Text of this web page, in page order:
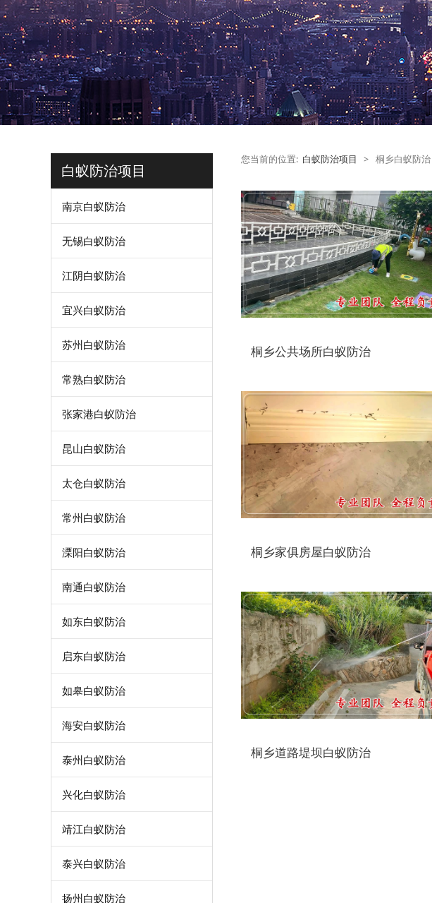
白蚁防治项目
南京白蚁防治
无锡白蚁防治
江阴白蚁防治
宜兴白蚁防治
苏州白蚁防治
常熟白蚁防治
张家港白蚁防治
昆山白蚁防治
太仓白蚁防治
常州白蚁防治
溧阳白蚁防治
南通白蚁防治
如东白蚁防治
启东白蚁防治
如皋白蚁防治
海安白蚁防治
泰州白蚁防治
兴化白蚁防治
靖江白蚁防治
泰兴白蚁防治
扬州白蚁防治
您当前的位置: 白蚁防治项目 > 桐乡白蚁防治
桐乡公共场所白蚁防治
桐乡家俱房屋白蚁防治
桐乡道路堤坝白蚁防治